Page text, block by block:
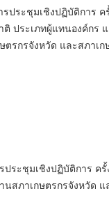
รประชุมเชิงปฏิบัติการ ค
ติ ประเภทผู้แทนองค์กร
รกรจังหวัด และสภาเก
ประชุมเชิงปฏิบัติการ ค
สภาเกษตรกรจังหวัด